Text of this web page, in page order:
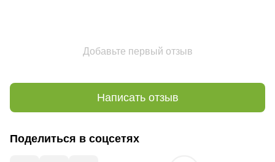
Добавьте первый отзыв
Написать отзыв
Поделиться в соцсетях